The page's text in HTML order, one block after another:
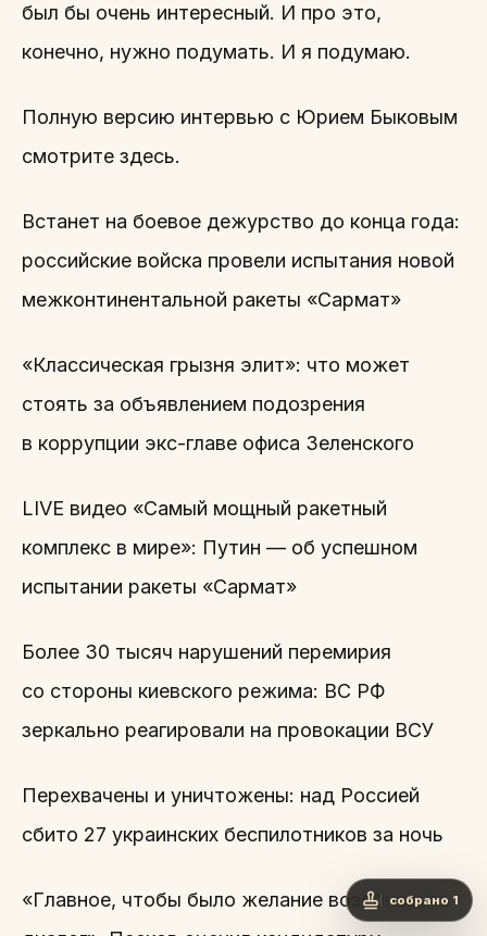
был бы очень интересный. И про это,
конечно, нужно подумать. И я подумаю.
Полную версию интервью с Юрием Быковым
смотрите здесь.
Встанет на боевое дежурство до конца года:
российские войска провели испытания новой
межконтинентальной ракеты «Сармат»
«Классическая грызня элит»: что может
стоять за объявлением подозрения
в коррупции экс-главе офиса Зеленского
LIVE видео «Самый мощный ракетный
комплекс в мире»: Путин — об успешном
испытании ракеты «Сармат»
Более 30 тысяч нарушений перемирия
со стороны киевского режима: ВС РФ
зеркально реагировали на провокации ВСУ
Перехвачены и уничтожены: над Россией
сбито 27 украинских беспилотников за ночь
«Главное, чтобы было желание возобновить
собрано 1